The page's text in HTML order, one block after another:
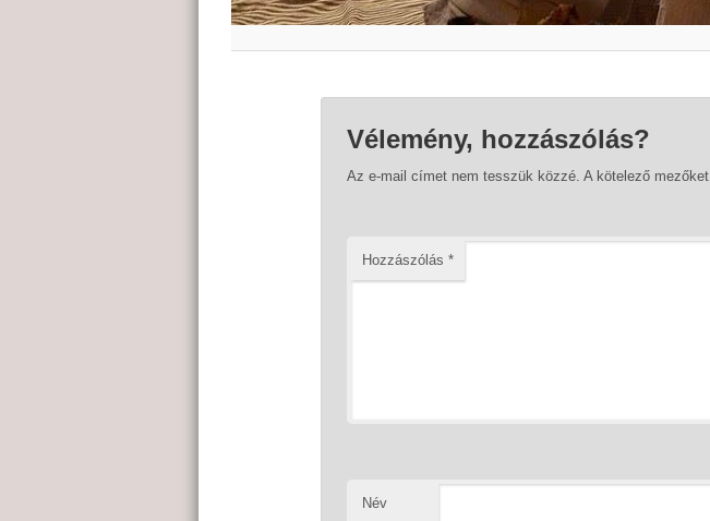
Vélemény, hozzászólás?
Az e-mail címet nem tesszük közzé. A kötelező mezőket
Hozzászólás *
Név